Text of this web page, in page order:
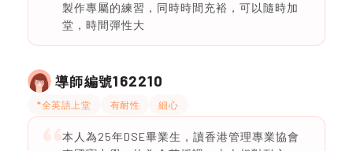
製作專屬的練習，同時時間充裕，可以隨時加
堂，時間彈性大
導師編號162210
*全英語上堂 有耐性 細心
本人為25年DSE畢業生，讀香港管理專業協會